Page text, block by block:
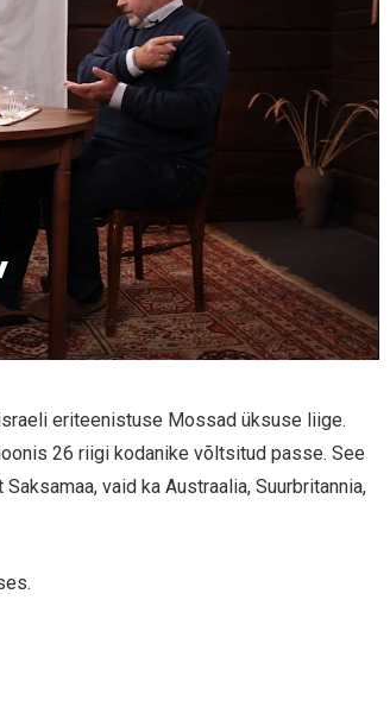
eriteenistuse Mossad üksuse liige.
26 riigi kodanike võltsitud passe. See
vaid ka Austraalia, Suurbritannia,